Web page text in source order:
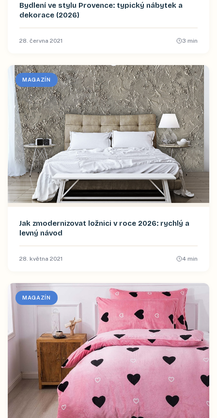
Bydlení ve stylu Provence: typický nábytek a
dekorace (2026)
28. června 2021 3 min
MAGAZÍN
Jak zmodernizovat ložnici v roce 2026: rychlý a
levný návod
28. května 2021 4 min
MAGAZÍN